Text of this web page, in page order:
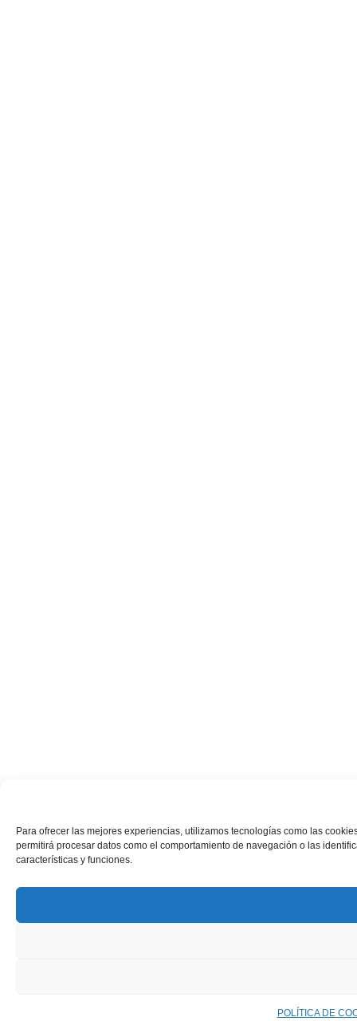
Para ofrecer las mejores experiencias, utilizamos tecnologías como las
permitirá procesar datos como el comportamiento de navegación o las
características y funciones.
POLÍTICA DE